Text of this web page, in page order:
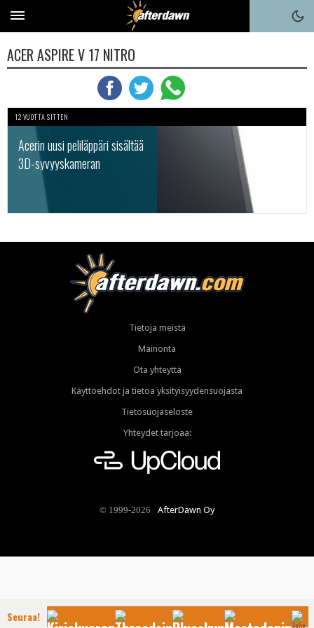
ACER ASPIRE V 17 NITRO
12 VUOTTA SITTEN
Acerin uusi peliläppäri sisältää
3D-syvyyskameran
Tietoja meistä
Mainonta
Ota yhteyttä
Käyttöehdot ja tietoa yksityisyydensuojasta
Tietosuojaseloste
Yhteydet tarjoaa:
© 1999-2026 AfterDawn Oy
Seuraa!